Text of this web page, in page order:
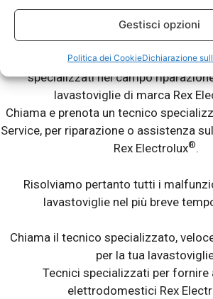
Gestisci opzioni
Politica dei CookieDichiarazione
Lavastoviglie Fuori
La tua lavastoviglie Rex Electrolux®ti da
lava bene? Lascia le stoviglie
specializzati nel campo
lavastoviglie di marca Rex
Chiama e prenota un tecnico
Service, per riparazione o assistenza
Rex Electrolux®.
Risolviamo pertanto tutti i
lavastoviglie nel più breve
Chiama il tecnico specializzato,
per la tua
Tecnici specializzati per fornire
elettrodomestici Rex